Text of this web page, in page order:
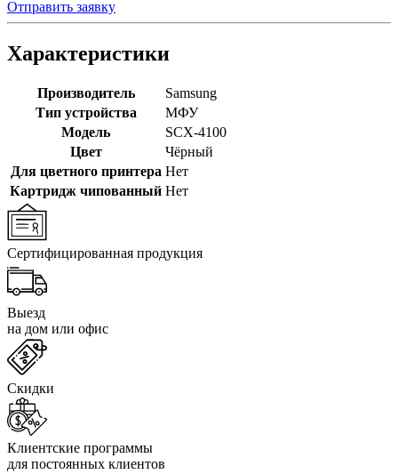
Отправить заявку
Характеристики
Производитель
Samsung
Тип устройства
МФУ
Модель
SCX-4100
Цвет
Чёрный
Для цветного принтера Нет
Картридж чипованный Нет
Сертифицированная продукция
Выезд
на дом или офис
Скидки
Клиентские программы
для постоянных клиентов